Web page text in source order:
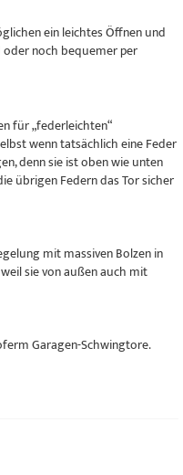
ein leichtes Öffnen und
oder noch bequemer per
für „federleichten“
wenn tatsächlich eine Feder
denn sie ist oben wie unten
übrigen Federn das Tor sicher
mit massiven Bolzen in
sie von außen auch mit
Garagen-Schwingtore.